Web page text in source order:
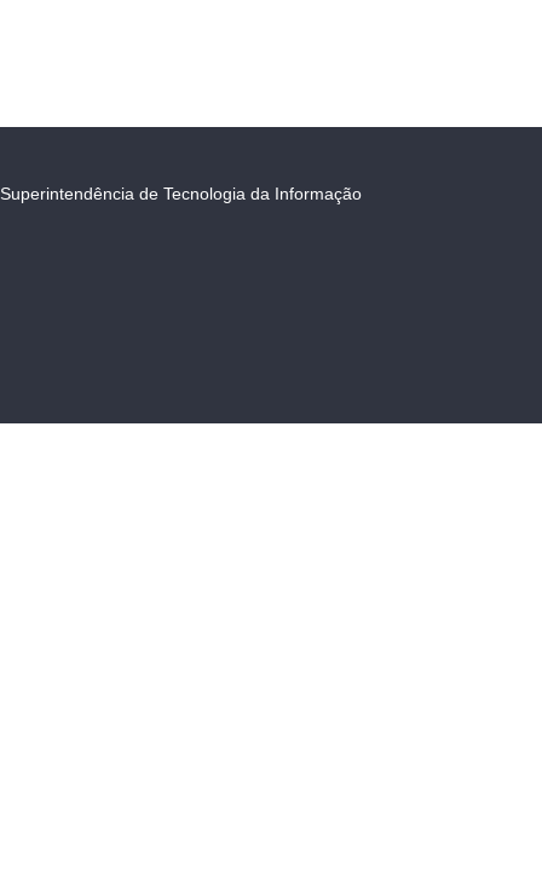
Superintendência de Tecnologia da Informação